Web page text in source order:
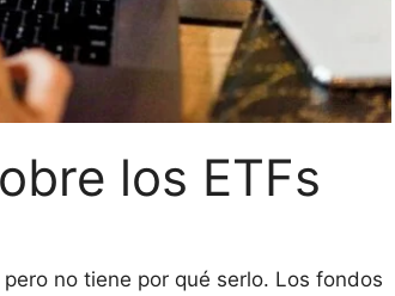
los ETFs
no tiene por qué serlo. Los fondos